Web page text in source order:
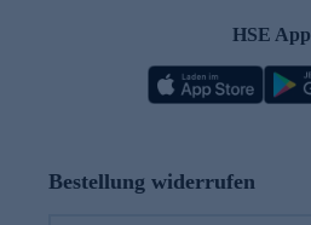
HSE App
Bestellung widerrufen